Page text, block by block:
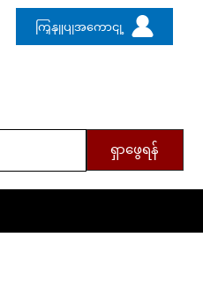
ကြှနျုပျအကောငျ့
ရှာဖွေရန်